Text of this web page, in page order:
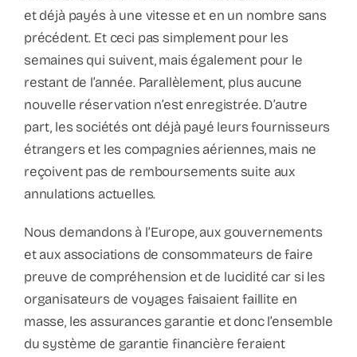
et déjà payés à une vitesse et en un nombre sans
précédent. Et ceci pas simplement pour les
semaines qui suivent, mais également pour le
restant de l’année. Parallèlement, plus aucune
nouvelle réservation n’est enregistrée. D’autre
part, les sociétés ont déjà payé leurs fournisseurs
étrangers et les compagnies aériennes, mais ne
reçoivent pas de remboursements suite aux
annulations actuelles.
Nous demandons à l’Europe, aux gouvernements
et aux associations de consommateurs de faire
preuve de compréhension et de lucidité car si les
organisateurs de voyages faisaient faillite en
masse, les assurances garantie et donc l’ensemble
du système de garantie financière feraient